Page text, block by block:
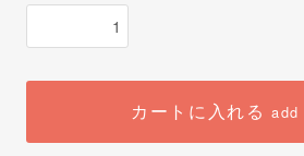
カートに入れる